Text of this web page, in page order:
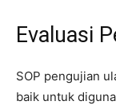
Evaluasi
SOP pengujian
baik untuk